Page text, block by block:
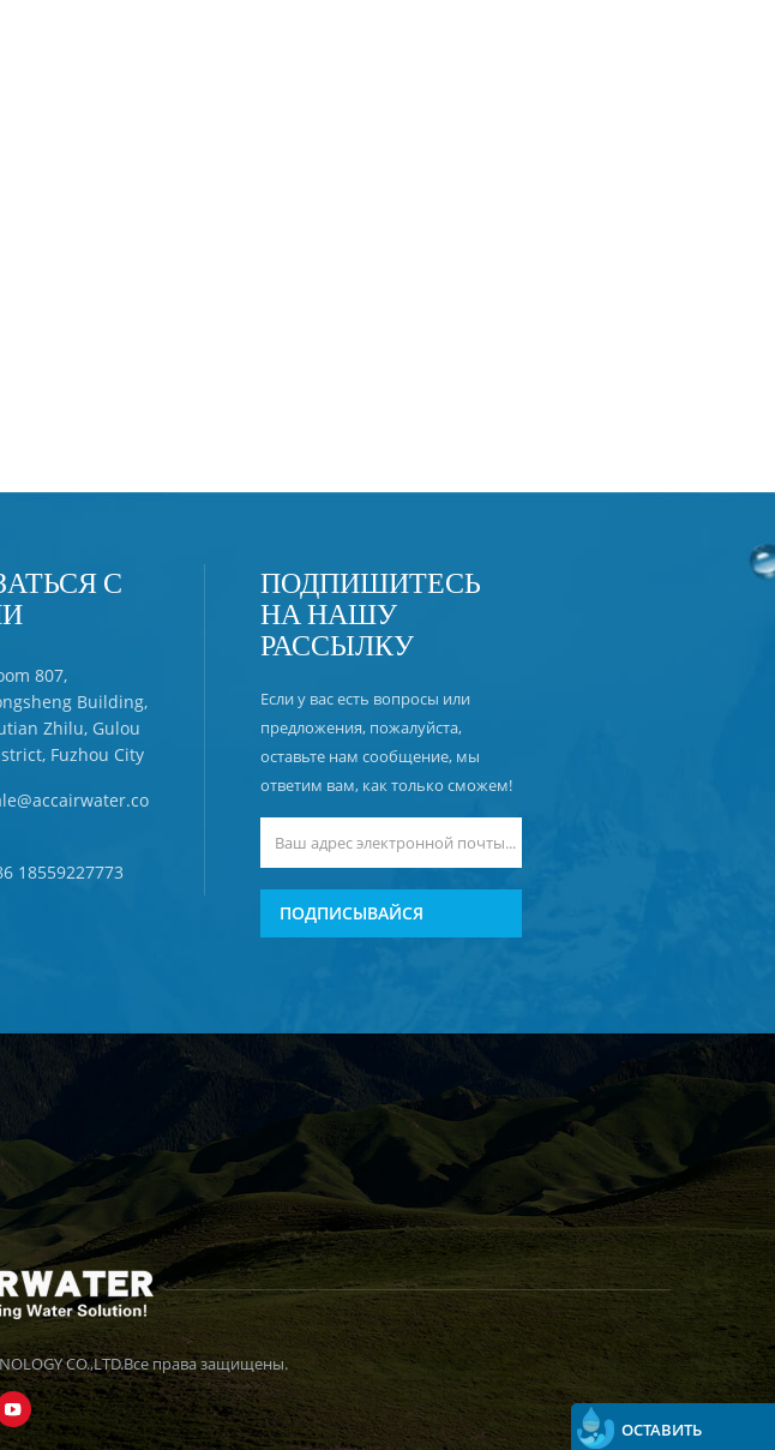
С
807,
Building,
Zhilu, Gulou
Fuzhou City
18559227773
ПОДПИШИТЕСЬ
НА НАШУ
РАССЫЛКУ
Если у вас есть вопросы или
предложения, пожалуйста,
оставьте нам сообщение, мы
ответим вам, как только сможем!
ПОДПИСЫВАЙСЯ
CO.,LTD.Все права защищены.
ОСТАВИТЬ